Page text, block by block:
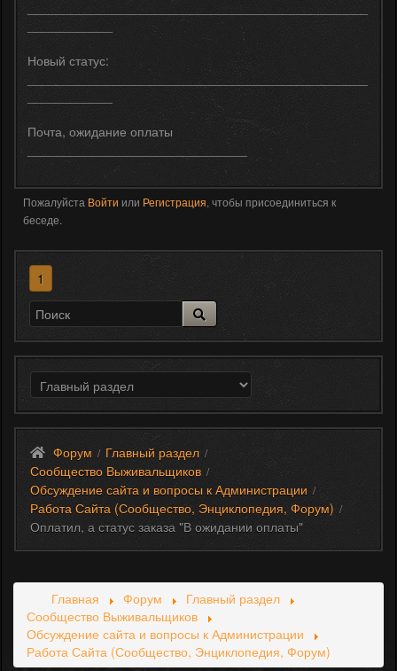
Новый статус:
Почта, ожидание оплаты
Пожалуйста Войти или Регистрация, чтобы присоединиться к
беседе.
1
Форум / Главный раздел /
Сообщество Выживальщиков /
Обсуждение сайта и вопросы к Администрации /
Работа Сайта (Сообщество, Энциклопедия, Форум) /
Оплатил, а статус заказа "В ожидании оплаты"
Главная Форум
Главный раздел
Сообщество Выживальщиков
Обсуждение сайта и вопросы к Администрации
Работа Сайта (Сообщество, Энциклопедия, Форум)